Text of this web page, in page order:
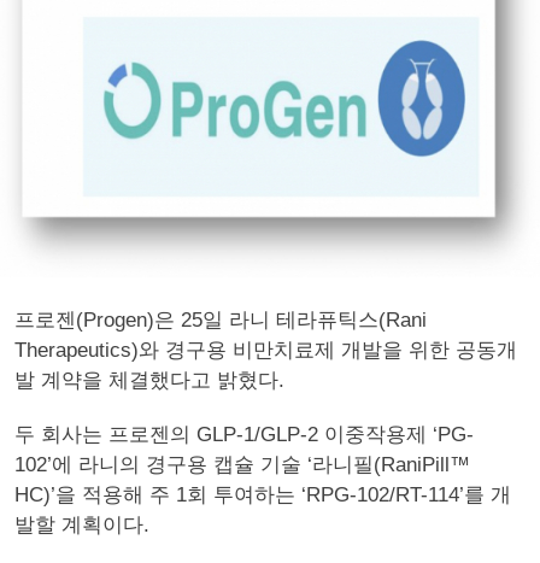
프로젠(Progen)은 25일 라니 테라퓨틱스(Rani
Therapeutics)와 경구용 비만치료제 개발을 위한 공동개
발 계약을 체결했다고 밝혔다.
두 회사는 프로젠의 GLP-1/GLP-2 이중작용제 ‘PG-
102’에 라니의 경구용 캡슐 기술 ‘라니필(RaniPill™
HC)’을 적용해 주 1회 투여하는 ‘RPG-102/RT-114’를 개
발할 계획이다.